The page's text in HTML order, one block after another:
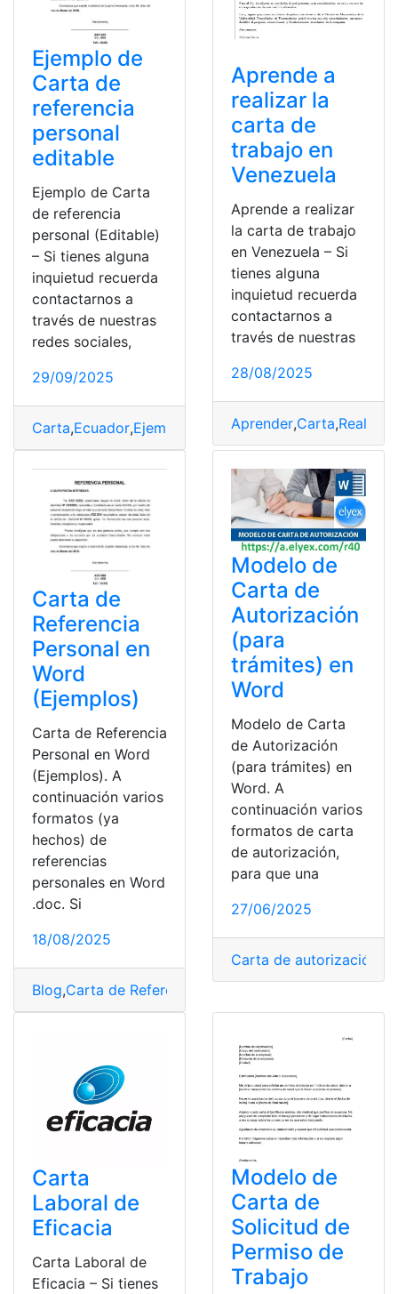
Ejemplo de
Carta de
referencia
personal
editable
Ejemplo de Carta
de referencia
personal (Editable)
– Si tienes alguna
inquietud recuerda
contactarnos a
través de nuestras
redes sociales,
29/09/2025
Carta,Ecuador,Ejemplo Ejemplos,Modelo,Referencia
Aprende a
realizar la
carta de
trabajo en
Venezuela
Aprende a realizar
la carta de trabajo
en Venezuela – Si
tienes alguna
inquietud recuerda
contactarnos a
través de nuestras
28/08/2025
Aprender,Carta,Realizar
Carta de
Referencia
Personal en
Word
(Ejemplos)
Carta de Referencia
Personal en Word
(Ejemplos). A
continuación varios
formatos (ya
hechos) de
referencias
personales en Word
.doc. Si
18/08/2025
Blog,Carta de Referencia
Modelo de
Carta de
Autorización
(para
trámites) en
Word
Modelo de Carta
de Autorización
(para trámites) en
Word. A
continuación varios
formatos de carta
de autorización,
para que una
27/06/2025
Carta de autorización
Carta
Laboral de
Eficacia
Carta Laboral de
Eficacia – Si tienes
Modelo de
Carta de
Solicitud de
Permiso de
Trabajo